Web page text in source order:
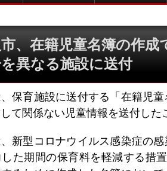
、在籍児童名簿の作成
を異なる施設に送付
保育施設に送付する「在籍児
て関係ない児童情報を送付した
新型コロナウイルス感染症の
た期間の保育料を軽減する措